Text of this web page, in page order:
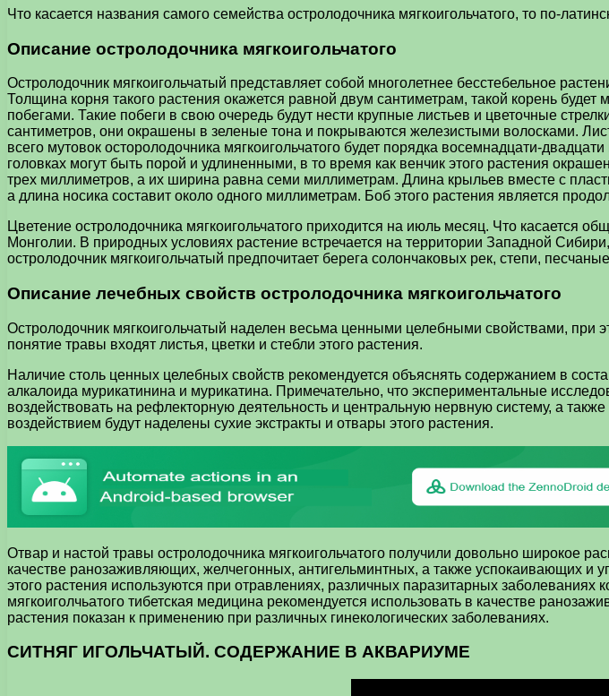
Что касается названия самого семейства остролодочника мягкоигольчатого, то по-
Описание остролодочника мягкоигольчатого
Остролодочник мягкоигольчатый представляет собой многолетнее бесстебельное
Толщина корня такого растения окажется равной двум сантиметрам, такой корень
побегами. Такие побеги в свою очередь будут нести крупные листьев и цветочные
сантиметров, они окрашены в зеленые тона и покрываются железистыми волосками.
всего мутовок осторолодочника мягкоигольчатого будет порядка восемнадцати-
головках могут быть порой и удлиненными, в то время как венчик этого растения
трех миллиметров, а их ширина равна семи миллиметрам. Длина крыльев вместе с
а длина носика составит около одного миллиметрам. Боб этого растения является
Цветение остролодочника мягкоигольчатого приходится на июль месяц. Что касается
Монголии. В природных условиях растение встречается на территории Западной
остролодочник мягкоигольчатый предпочитает берега солончаковых рек, степи,
Описание лечебных свойств остролодочника мягкоигольчатого
Остролодочник мягкоигольчатый наделен весьма ценными целебными свойствами, при
понятие травы входят листья, цветки и стебли этого растения.
Наличие столь ценных целебных свойств рекомендуется объяснять содержанием в
алкалоида мурикатинина и мурикатина. Примечательно, что экспериментальные
воздействовать на рефлекторную деятельность и центральную нервную систему, а
воздействием будут наделены сухие экстракты и отвары этого растения.
Отвар и настой травы остролодочника мягкоигольчатого получили довольно широкое
качестве ранозаживляющих, желчегонных, антигельминтных, а также успокаивающих и
этого растения используются при отравлениях, различных паразитарных
мягкоиголчьатого тибетская медицина рекомендуется использовать в качестве
растения показан к применению при различных гинекологических заболеваниях.
СИТНЯГ ИГОЛЬЧАТЫЙ. СОДЕРЖАНИЕ В АКВАРИУМЕ